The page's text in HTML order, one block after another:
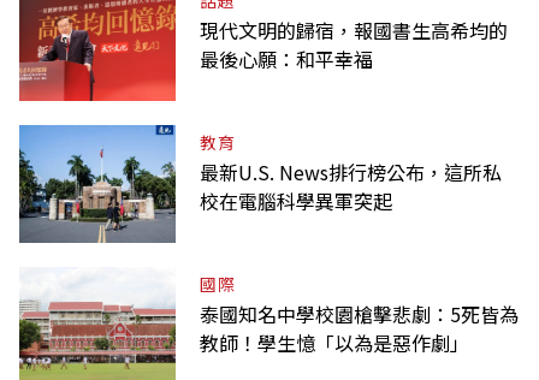
現代文明的歸宿，報國書生高希均的
最後心願：和平幸福
教育
最新U.S. News排行榜公布，這所私
校在電腦科學異軍突起
國際
泰國知名中學校園槍擊悲劇：5死皆為
教師！學生憶「以為是惡作劇」